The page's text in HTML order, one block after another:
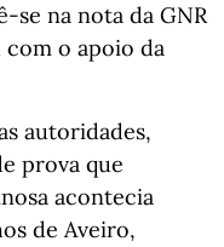
se na nota da GNR
o apoio da
autoridades,
prova que
acontecia
de Aveiro,